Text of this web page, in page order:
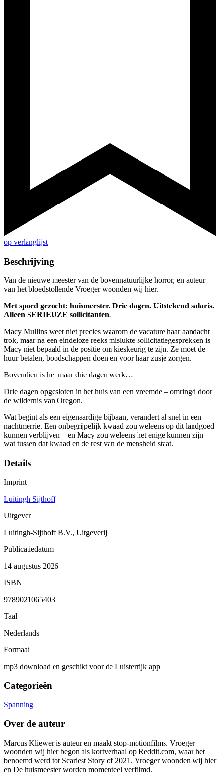
op verlanglijst
Beschrijving
Van de nieuwe meester van de bovennatuurlijke horror, en auteur
van het bloedstollende Vroeger woonden wij hier.
Met spoed gezocht: huismeester. Drie dagen. Uitstekend salaris.
Alleen SERIEUZE sollicitanten.
Macy Mullins weet niet precies waarom de vacature haar aandacht
trok, maar na een eindeloze reeks mislukte sollicitatiegesprekken is
Macy niet bepaald in de positie om kieskeurig te zijn. Ze moet de
huur betalen, boodschappen doen en voor haar zusje zorgen.
Bovendien is het maar drie dagen werk…
Drie dagen opgesloten in het huis van een vreemde – omringd door
de wildernis van Oregon.
Wat begint als een eigenaardige bijbaan, verandert al snel in een
nachtmerrie. Een onbegrijpelijk kwaad zou weleens op dit landgoed
kunnen verblijven – en Macy zou weleens het enige kunnen zijn
wat tussen dat kwaad en de rest van de mensheid staat.
Details
Imprint
Luitingh Sijthoff
Uitgever
Luitingh-Sijthoff B.V., Uitgeverij
Publicatiedatum
14 augustus 2026
ISBN
9789021065403
Taal
Nederlands
Formaat
mp3 download en geschikt voor de Luisterrijk app
Categorieën
Spanning
Over de auteur
Marcus Kliewer is auteur en maakt stop-motionfilms. Vroeger
woonden wij hier begon als kortverhaal op Reddit.com, waar het
benoemd werd tot Scariest Story of 2021. Vroeger woonden wij hier
en De huismeester worden momenteel verfilmd.